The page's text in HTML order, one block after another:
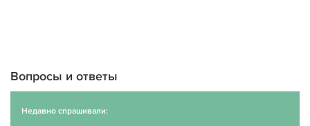
Вопросы и ответы
Недавно спрашивали: